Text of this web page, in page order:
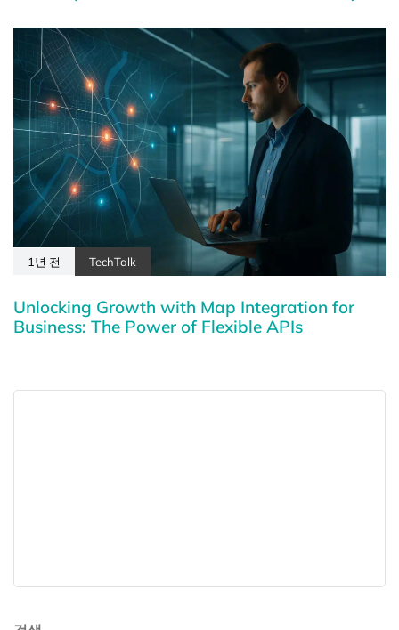
1년 전 TechTalk
Unlocking Growth with Map Integration for
Business: The Power of Flexible APIs